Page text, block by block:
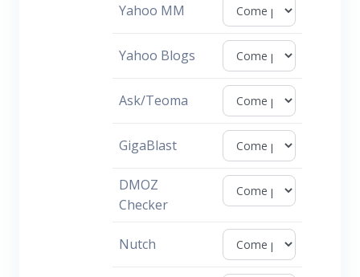
Yahoo MM
Yahoo Blogs
Ask/Teoma
GigaBlast
DMOZ
Checker
Nutch